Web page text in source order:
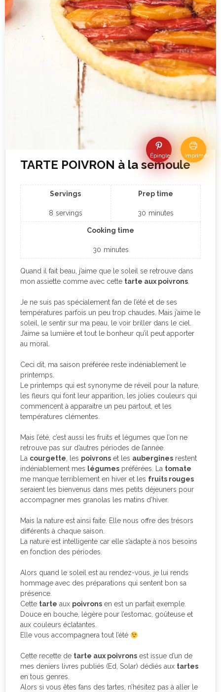
Épingle Imprimer
TARTE POIVRON à la semoule
Servings
8 servings
Prep time
30 minutes
Cooking time
30 minutes
Quand il fait beau, j’aime que le soleil se retrouve dans
mon assiette comme avec cette tarte aux poivrons
Je ne suis pas spécialement fan de l’été et de ses
températures parfois un peu trop chaudes. Mais j’aime le
soleil, le sentir sur ma peau, le voir briller dans le ciel.
J’aime sa lumière et tout le bonheur qu’il peut apporter
au moral.
Ceci dit, ma saison préférée reste indéniablement le
printemps.
Le printemps qui est synonyme de réveil pour la nature,
les fleurs qui font leur apparition, les jolies couleurs qui
commencent à apparaitre un peu partout, et les
températures clémentes.
Mais l’été, c’est aussi les fruits et légumes que l’on ne
retrouve pas sur d’autres périodes de l’année.
La courgette , les poivrons et les aubergines restent
indéniablement mes légumes préférées. La tomate
me manque terriblement en hiver et les fruits rouges
seraient les bienvenus dans mes petits déjeuners pour
accompagner mes granolas les matins d’hiver.
Mais la nature est ainsi faite. Elle nous offre des trésors
différents à chaque saison.
La nature est intelligente car elle s’adapte à nos besoins
en fonction des périodes.
Alors quand le soleil est au rendez-vous, je lui rends
hommage avec des préparations qui sentent bon sa
présence.
Cette tarte aux poivrons en est un parfait exemple.
Douce en bouche, légère pour l’estomac, goûteuse et
aux couleurs éclatantes.
Elle vous accompagnera tout l’été
Cette recette de tarte aux poivrons est issue d’un de
mes deniers livres publiés (Ed, Solar) dédiés aux tartes
en tous genres.
Alors si vous êtes fans des tartes, n’hésitez pas à aller le